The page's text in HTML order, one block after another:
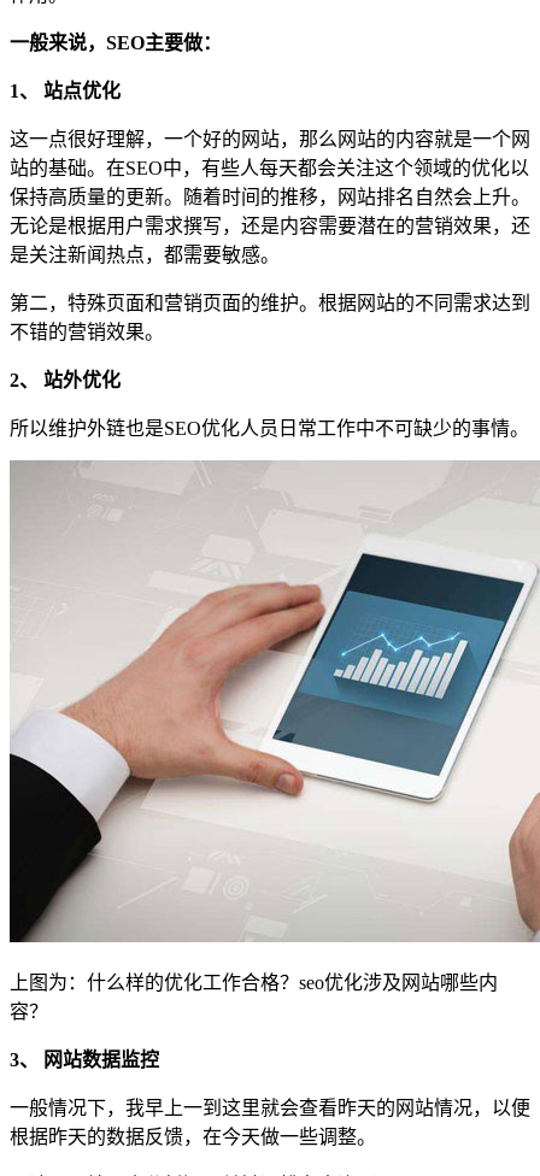
一般来说，SEO主要做：
1、 站点优化
这一点很好理解，一个好的网站，那么网站的内容就是一个网
站的基础。在SEO中，有些人每天都会关注这个领域的优化以
保持高质量的更新。随着时间的推移，网站排名自然会上升。
无论是根据用户需求撰写，还是内容需要潜在的营销效果，还
是关注新闻热点，都需要敏感。
第二，特殊页面和营销页面的维护。根据网站的不同需求达到
不错的营销效果。
2、 站外优化
所以维护外链也是SEO优化人员日常工作中不可缺少的事情。
上图为：什么样的优化工作合格？seo优化涉及网站哪些内
容？
3、 网站数据监控
一般情况下，我早上一到这里就会查看昨天的网站情况，以便
根据昨天的数据反馈，在今天做一些调整。